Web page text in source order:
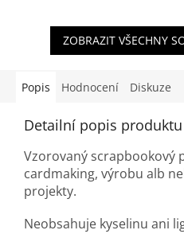
ZOBRAZIT VŠECHNY
Popis Hodnocení Diskuze
Detailní popis produktu
Vzorovaný scrapbookový
cardmaking, výrobu alb
projekty.
Neobsahuje kyselinu ani